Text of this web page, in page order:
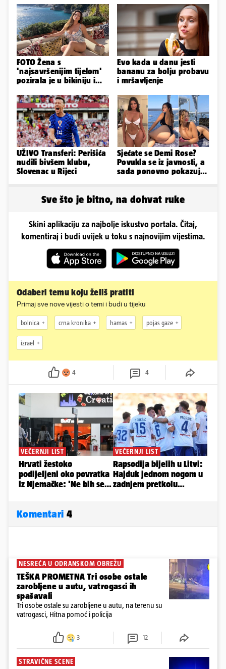
FOTO Žena s
'najsavršenijim tijelom'
pozirala je u bikiniju i
obline...
Evo kada u danu jesti
bananu za bolju probavu
i mršavljenje
UŽIVO Transferi: Perišića
nudili bivšem klubu,
Slovenac u Rijeci
Sjećate se Demi Rose?
Povukla se iz javnosti, a
sada ponovno pokazuje
Sve što je bitno, na dohvat ruke
Skini aplikaciju za najbolje iskustvo portala. Čitaj,
komentiraj i budi uvijek u toku s najnovijim vijestima.
Odaberi temu koju želiš pratiti
Primaj sve nove vijesti o temi i budi u tijeku
bolnica crna kronika hamas pojas gaze
izrael
4 4
Komentari 4
NESREĆA U ODRANSKOM OBREŽU
TEŠKA PROMETNA Tri osobe ostale
zarobljene u autu, vatrogasci ih
spašavali
Tri osobe ostale su zarobljene u autu, na terenu su
vatrogasci, Hitna pomoć i policija
3 12
STRAVIČNE SCENE